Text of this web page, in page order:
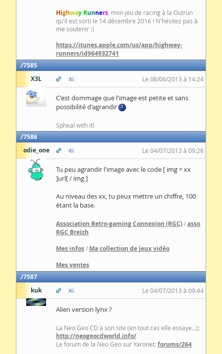
Highway Runners , mon jeu de racing à la Outrun
qu'il est sorti le 14 décembre 2016 ! N'hésitez pas à
me soutenir :)
https://itunes.apple.com/us/app/highway-
runners/id964932741
7585
X3L
Le 06/06/2013 à 14:24
C'est dommage que l'image est petite et sans
possibilité d'agrandir
Spheal with it!
7586
odie_one
Le 04/07/2013 à 09:26
Tu peu agrandir l'image avec le code [ img = xx
]url[ / img ]
Au niveau des xx, tu peux mettre un chiffre, 100
étant la base.
Association Retro-gaming Connexion (RGC)/asso
RGC Breizh
Mes infos/ Ma collection de jeux vidéo
Mes ventes
7587
kuk
Le 04/07/2013 à 09:44
Alien version lynx ?
La Neo Geo CD à son site (en tout cas elle essaye...):
http://neogeocdworld.info/
Le forum de la Neo Geo sur Yaronet: forums/264